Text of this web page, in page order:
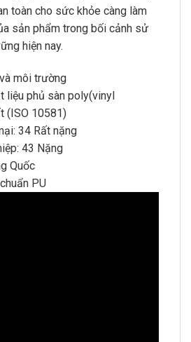
toàn cho sức khỏe càng làm
sản phẩm trong bối cảnh sử
hiện nay.
môi trường
liệu phủ sàn poly(vinyl
(ISO 10581)
34 Rất nặng
43 Nặng
Quốc
PU